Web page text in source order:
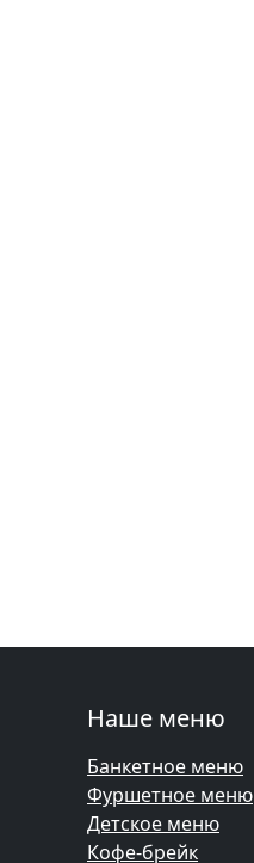
Наше меню
Банкетное меню
Фуршетное меню
Детское меню
Кофе-брейк